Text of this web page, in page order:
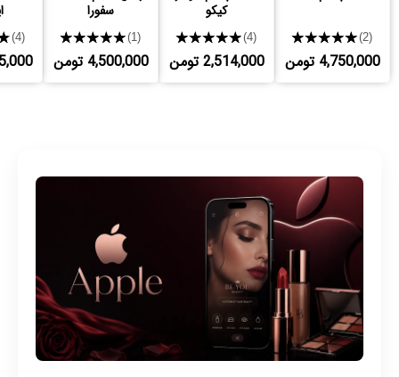
★★★★★(2)
4,750,000 تومن
کیکو
★★★★★(4)
2,514,000 تومن
سفورا
★★★★★(1)
4,500,000 تومن
(4)